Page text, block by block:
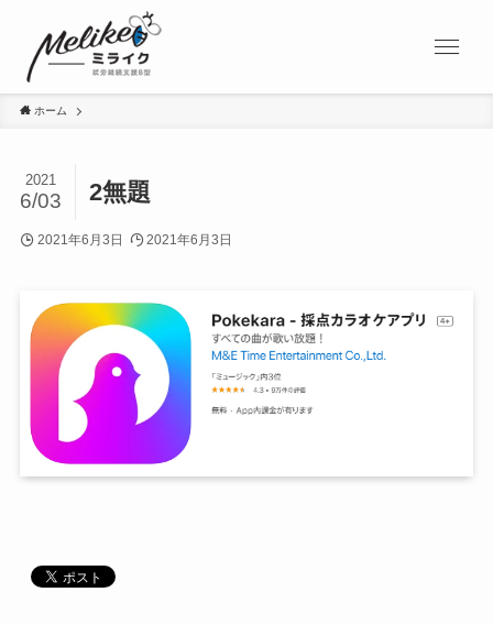
ホーム
2無題
2021
6/03
2021年6月3日 2021年6月3日